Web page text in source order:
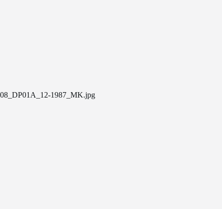
08_DP01A_12-1987_MK.jpg